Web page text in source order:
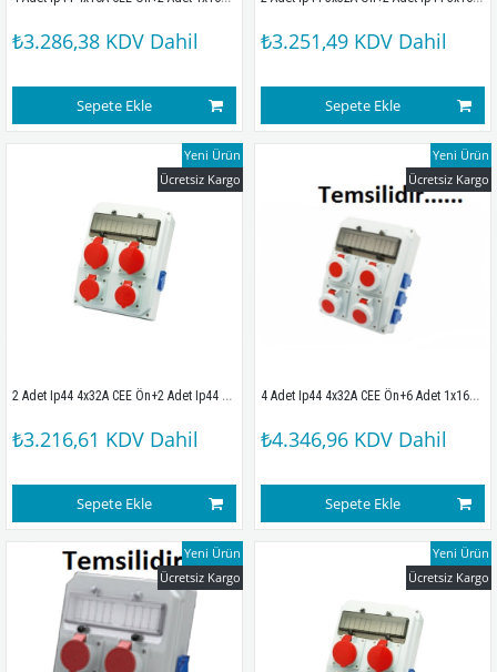
₺3.286,38 KDV Dahil
Sepete Ekle
₺3.251,49 KDV Dahil
Sepete Ekle
2 Adet Ip44 4x32A CEE Ön+2 Adet Ip44 4x25A Ön+2 Adet 1x16A Yan Priz Montajlı Sigortalı Kombinasyon Kutusu(260x350mm)
₺3.216,61 KDV Dahil
Sepete Ekle
Ücretsiz Kargo
Yeni Ürün
4 Adet Ip44 4x32A CEE Ön+6 Adet 1x16A Yan Priz Montajlı Sigortalı Kombinasyon Kutusu(260x350mm)
₺4.346,96 KDV Dahil
Sepete Ekle
Ücretsiz Kargo
Yeni Ürün
Ücretsiz Kargo
Yeni Ürün
Ücretsiz Kargo
Yeni Ürün